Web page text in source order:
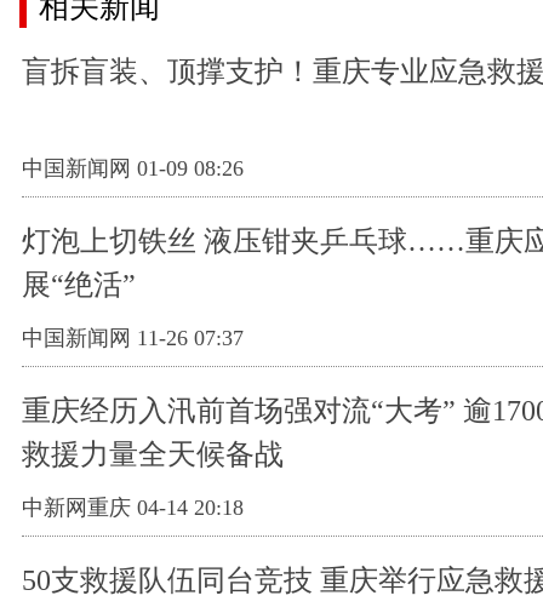
盲拆盲装、顶撑支护！重庆专业应急救
中国新闻网 01-09 08:26
灯泡上切铁丝 液压钳夹乒乓球……重庆
展“绝活”
中国新闻网 11-26 07:37
重庆经历入汛前首场强对流“大考” 逾
救援力量全天候备战
中新网重庆 04-14 20:18
50支救援队伍同台竞技 重庆举行应急救